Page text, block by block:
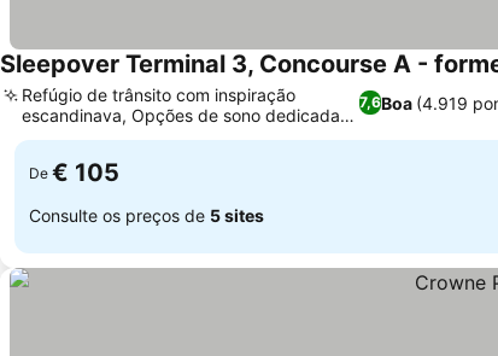
Sleepover Terminal 3, Concourse A -
7,6Boa (4.919
Refúgio de trânsito com inspiração
escandinava, Opções de sono dedicadas
à família
De € 105
Consulte os preços de 5 sites